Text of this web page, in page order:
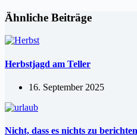
Ähnliche Beiträge
Herbstjagd am Teller
16. September 2025
Nicht, dass es nichts zu